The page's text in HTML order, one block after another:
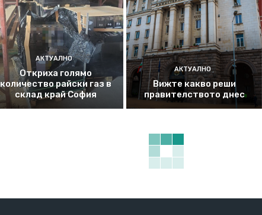
АКТУАЛНО
Откриха голямо
количество райски газ в
склад край София
АКТУАЛНО
Вижте какво реши
правителството днес